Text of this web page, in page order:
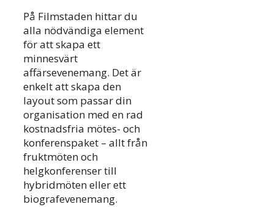
På Filmstaden hittar du
alla nödvändiga element
för att skapa ett
minnesvärt
affärsevenemang. Det är
enkelt att skapa den
layout som passar din
organisation med en rad
kostnadsfria mötes- och
konferenspaket – allt från
fruktmöten och
helgkonferenser till
hybridmöten eller ett
biografevenemang.